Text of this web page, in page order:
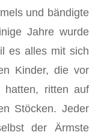
und bändigte
Jahre wurde
es alles mit sich
Kinder, die vor
hatten, ritten auf
Stöcken. Jeder
der Ärmste